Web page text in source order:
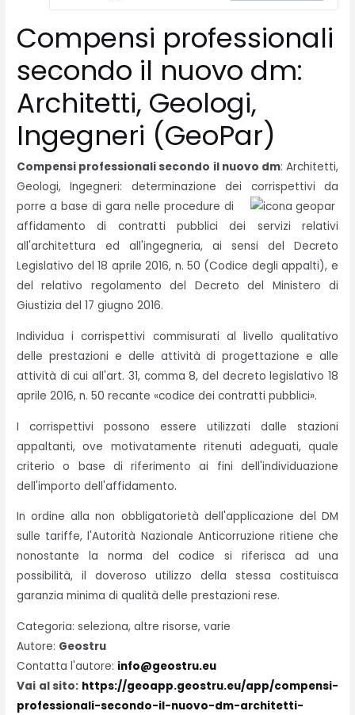
Compensi professionali
secondo il nuovo dm:
Architetti, Geologi,
Ingegneri (GeoPar)
Compensi professionali secondo il nuovo dm: Architetti,
Geologi, Ingegneri: determinazione dei corrispettivi da
porre a base di gara nelle procedure di
affidamento di contratti pubblici dei servizi relativi
all'architettura ed all'ingegneria, ai sensi del Decreto
Legislativo del 18 aprile 2016, n. 50 (Codice degli appalti), e
del relativo regolamento del Decreto del Ministero di
Giustizia del 17 giugno 2016.
Individua i corrispettivi commisurati al livello qualitativo
delle prestazioni e delle attività di progettazione e alle
attività di cui all'art. 31, comma 8, del decreto legislativo 18
aprile 2016, n. 50 recante «codice dei contratti pubblici».
I corrispettivi possono essere utilizzati dalle stazioni
appaltanti, ove motivatamente ritenuti adeguati, quale
criterio o base di riferimento ai fini dell'individuazione
dell'importo dell'affidamento.
In ordine alla non obbligatorietà dell'applicazione del DM
sulle tariffe, l'Autorità Nazionale Anticorruzione ritiene che
nonostante la norma del codice si riferisca ad una
possibilità, il doveroso utilizzo della stessa costituisca
garanzia minima di qualità delle prestazioni rese.
Categoria: seleziona, altre risorse, varie
Autore: Geostru
Contatta l'autore: info@geostru.eu
Vai al sito: https://geoapp.geostru.eu/app/compensi-
professionali-secondo-il-nuovo-dm-architetti-